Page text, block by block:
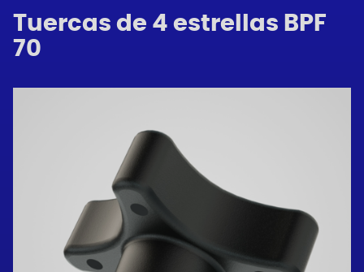
Tuercas de 4 estrellas BPF
70